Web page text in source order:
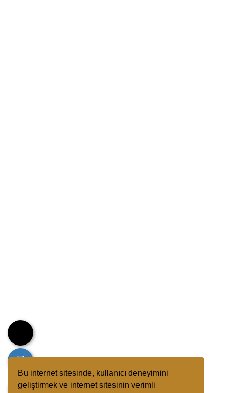
Bu internet sitesinde, kullanıcı deneyimini
geliştirmek ve internet sitesinin verimli